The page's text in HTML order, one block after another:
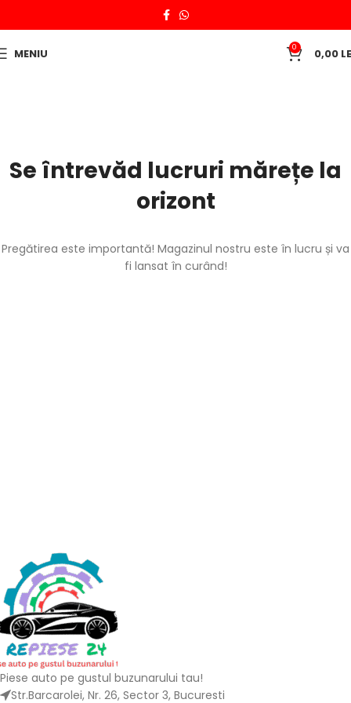
MENIU 0 0,00
Se întrevăd lucruri mărețe la
orizont
Pregătirea este importantă! Magazinul nostru este în lucru și va
fi lansat în curând!
Piese auto pe gustul buzunarului tau!
Str.Barcarolei, Nr. 26, Sector 3, Bucuresti